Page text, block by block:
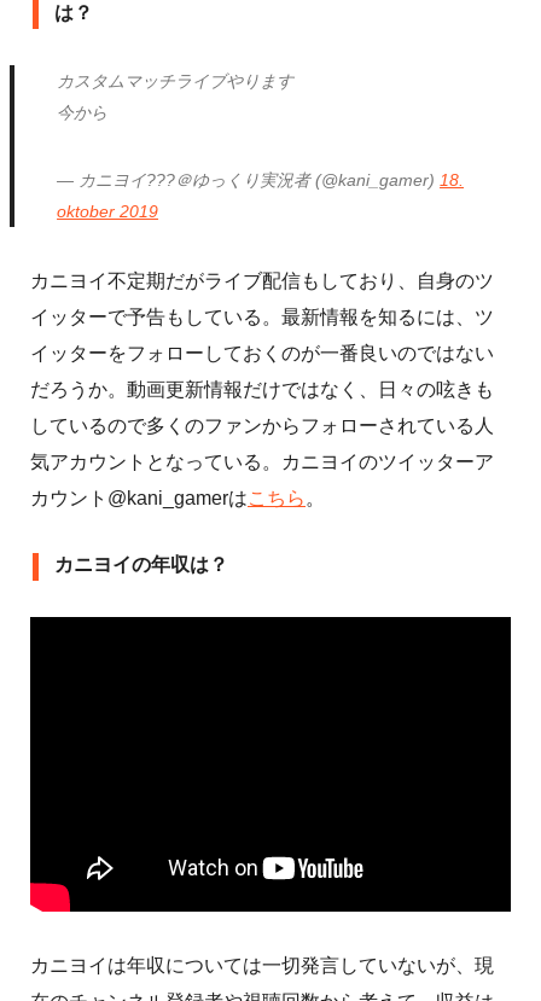
は？
カスタムマッチライブやります
今から
— カニヨイ???＠ゆっくり実況者 (@kani_gamer) 18.
oktober 2019
カニヨイ不定期だがライブ配信もしており、自身のツ
イッターで予告もしている。最新情報を知るには、ツ
イッターをフォローしておくのが一番良いのではない
だろうか。動画更新情報だけではなく、日々の呟きも
しているので多くのファンからフォローされている人
気アカウントとなっている。カニヨイのツイッターア
カウント@kani_gamerはこちら 。
カニヨイの年収は？
カニヨイは年収については一切発言していないが、現